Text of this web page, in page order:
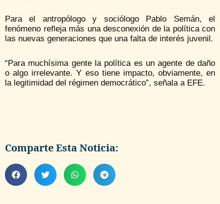
Para el antropólogo y sociólogo Pablo Semán, el
fenómeno refleja más una desconexión de la política con
las nuevas generaciones que una falta de interés juvenil.
“Para muchísima gente la política es un agente de daño
o algo irrelevante. Y eso tiene impacto, obviamente, en
la legitimidad del régimen democrático”, señala a EFE.
Comparte Esta Noticia: